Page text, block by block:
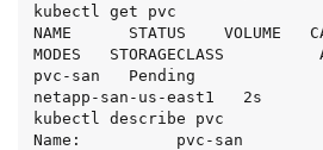
kubectl get pvc
NAME      STATUS    VOLUME
MODES   STORAGECLASS
pvc-san   Pending
netapp-san-us-east1   2s
kubectl describe pvc
Name:          pvc-san